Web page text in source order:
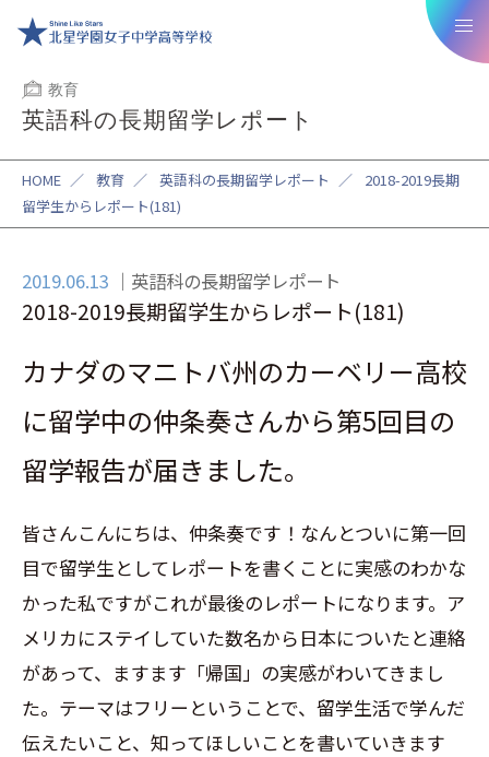
教育
英語科の長期留学レポート
HOME ／ 教育 ／ 英語科の長期留学レポート ／
2018-2019長期
留学生からレポート(181)
2019.06.13 英語科の長期留学レポート
2018-2019長期留学生からレポート(181)
カナダのマニトバ州のカーベリー高校
に留学中の仲条奏さんから第5回目の
留学報告が届きました。
皆さんこんにちは、仲条奏です！なんとついに第一回
目で留学生としてレポートを書くことに実感のわかな
かった私ですがこれが最後のレポートになります。ア
メリカにステイしていた数名から日本についたと連絡
があって、ますます「帰国」の実感がわいてきまし
た。テーマはフリーということで、留学生活で学んだ
伝えたいこと、知ってほしいことを書いていきます